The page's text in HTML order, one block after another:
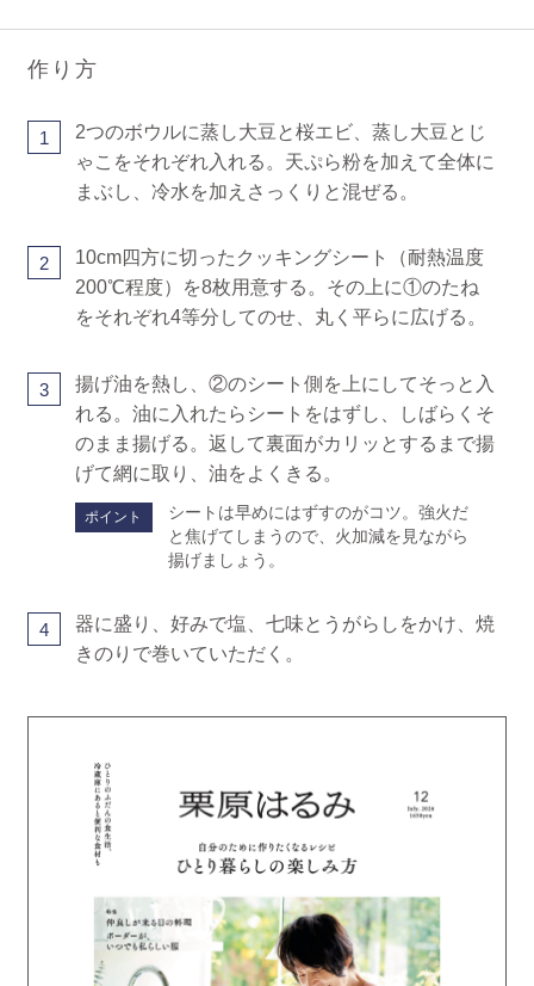
作り方
1
2つのボウルに蒸し大豆と桜エビ、蒸し大豆とじ
ゃこをそれぞれ入れる。天ぷら粉を加えて全体に
まぶし、冷水を加えさっくりと混ぜる。
2
10cm四方に切ったクッキングシート（耐熱温度
200℃程度）を8枚用意する。その上に①のたね
をそれぞれ4等分してのせ、丸く平らに広げる。
3
揚げ油を熱し、②のシート側を上にしてそっと入
れる。油に入れたらシートをはずし、しばらくそ
のまま揚げる。返して裏面がカリッとするまで揚
げて網に取り、油をよくきる。
ポイント
シートは早めにはずすのがコツ。強火だ
と焦げてしまうので、火加減を見ながら
揚げましょう。
4
器に盛り、好みで塩、七味とうがらしをかけ、焼
きのりで巻いていただく。